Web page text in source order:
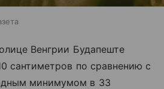
Венгрии Будапеште
сантиметров по сравнению с
минимумом в 33